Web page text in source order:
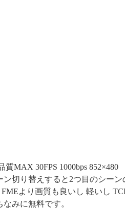
質MAX 30FPS 1000bps 852×480
ン切り替えすると2つ目のシー
より画質も良いし 軽いし
みに無料です。